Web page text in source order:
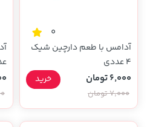
0
آدامس با طعم دارچین شیک
4 عددی
6,000 تومان
7,000 تومان
خرید